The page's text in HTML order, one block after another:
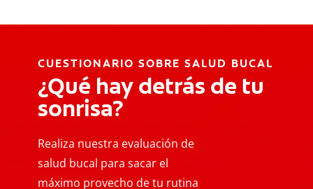
CUESTIONARIO SOBRE SALUD BUCAL
¿Qué hay detrás de tu
sonrisa?
Realiza nuestra evaluación de
salud bucal para sacar el
máximo provecho de tu rutina